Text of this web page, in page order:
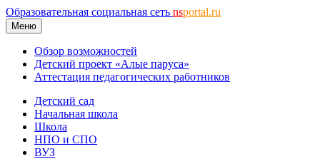
Образовательная социальная сеть nsportal.ru
Меню
Обзор возможностей
Детский проект «Алые паруса»
Аттестация педагогических работников
Детский сад
Начальная школа
Школа
НПО и СПО
ВУЗ